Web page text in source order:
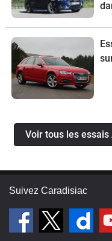
Voir tous les
Suivez Caradisiac